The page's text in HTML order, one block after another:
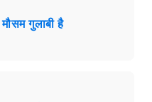
मौसम गुलाबी है